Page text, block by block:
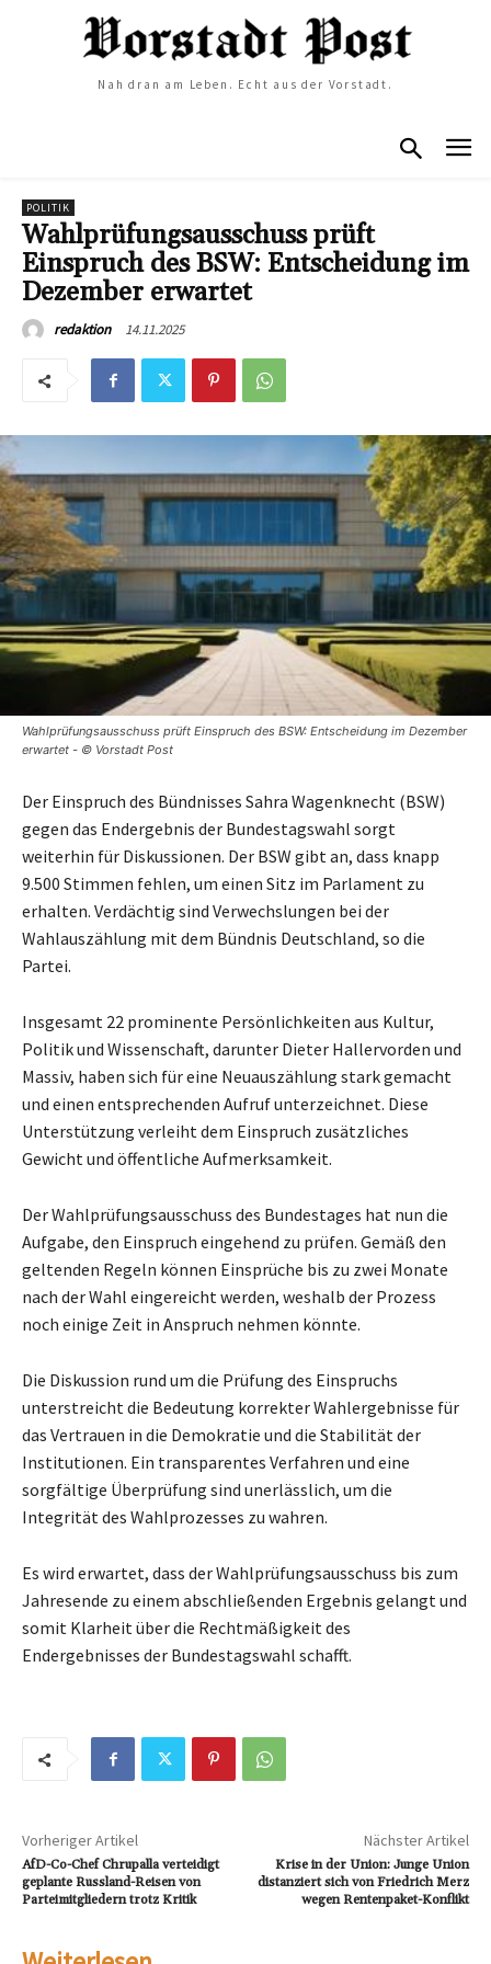
Nah dran am Leben. Echt aus der Vorstadt.
POLITIK
Wahlprüfungsausschuss prüft
Einspruch des BSW: Entscheidung im
Dezember erwartet
redaktion 14.11.2025
Wahlprüfungsausschuss prüft Einspruch des BSW: Entscheidung im Dezember
erwartet - © Vorstadt Post
Der Einspruch des Bündnisses Sahra Wagenknecht (BSW)
gegen das Endergebnis der Bundestagswahl sorgt
weiterhin für Diskussionen. Der BSW gibt an, dass knapp
9.500 Stimmen fehlen, um einen Sitz im Parlament zu
erhalten. Verdächtig sind Verwechslungen bei der
Wahlauszählung mit dem Bündnis Deutschland, so die
Partei.
Insgesamt 22 prominente Persönlichkeiten aus Kultur,
Politik und Wissenschaft, darunter Dieter Hallervorden und
Massiv, haben sich für eine Neuauszählung stark gemacht
und einen entsprechenden Aufruf unterzeichnet. Diese
Unterstützung verleiht dem Einspruch zusätzliches
Gewicht und öffentliche Aufmerksamkeit.
Der Wahlprüfungsausschuss des Bundestages hat nun die
Aufgabe, den Einspruch eingehend zu prüfen. Gemäß den
geltenden Regeln können Einsprüche bis zu zwei Monate
nach der Wahl eingereicht werden, weshalb der Prozess
noch einige Zeit in Anspruch nehmen könnte.
Die Diskussion rund um die Prüfung des Einspruchs
unterstreicht die Bedeutung korrekter Wahlergebnisse für
das Vertrauen in die Demokratie und die Stabilität der
Institutionen. Ein transparentes Verfahren und eine
sorgfältige Überprüfung sind unerlässlich, um die
Integrität des Wahlprozesses zu wahren.
Es wird erwartet, dass der Wahlprüfungsausschuss bis zum
Jahresende zu einem abschließenden Ergebnis gelangt und
somit Klarheit über die Rechtmäßigkeit des
Endergebnisses der Bundestagswahl schafft.
Vorheriger Artikel
AfD-Co-Chef Chrupalla verteidigt
geplante Russland-Reisen von
Parteimitgliedern trotz Kritik
Nächster Artikel
Krise in der Union: Junge Union
distanziert sich von Friedrich Merz
wegen Rentenpaket-Konflikt